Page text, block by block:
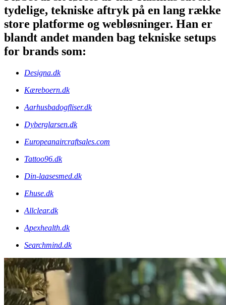
I løbet af sit første år har Rasmus sat sit
tydelige, tekniske aftryk på en lang række
store platforme og webløsninger. Han er
blandt andet manden bag tekniske setups
for brands som:
Designa.dk
Kæreboern.dk
Aarhusbadogfliser.dk
Dyberglarsen.dk
Europeanaircraftsales.com
Tattoo96.dk
Din-laasesmed.dk
Ehuse.dk
Allclear.dk
Apexhealth.dk
Searchmind.dk